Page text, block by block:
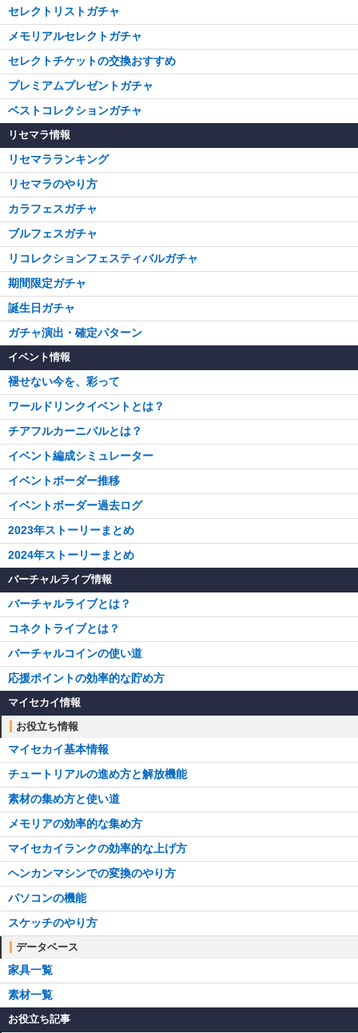
セレクトリストガチャ
メモリアルセレクトガチャ
セレクトチケットの交換おすすめ
プレミアムプレゼントガチャ
ベストコレクションガチャ
リセマラ情報
リセマラランキング
リセマラのやり方
カラフェスガチャ
ブルフェスガチャ
リコレクションフェスティバルガチャ
期間限定ガチャ
誕生日ガチャ
ガチャ演出・確定パターン
イベント情報
褪せない今を、彩って
ワールドリンクイベントとは？
チアフルカーニバルとは？
イベント編成シミュレーター
イベントボーダー推移
イベントボーダー過去ログ
2023年ストーリーまとめ
2024年ストーリーまとめ
バーチャルライブ情報
バーチャルライブとは？
コネクトライブとは？
バーチャルコインの使い道
応援ポイントの効率的な貯め方
マイセカイ情報
お役立ち情報
マイセカイ基本情報
チュートリアルの進め方と解放機能
素材の集め方と使い道
メモリアの効率的な集め方
マイセカイランクの効率的な上げ方
ヘンカンマシンでの変換のやり方
パソコンの機能
スケッチのやり方
データベース
家具一覧
素材一覧
お役立ち記事